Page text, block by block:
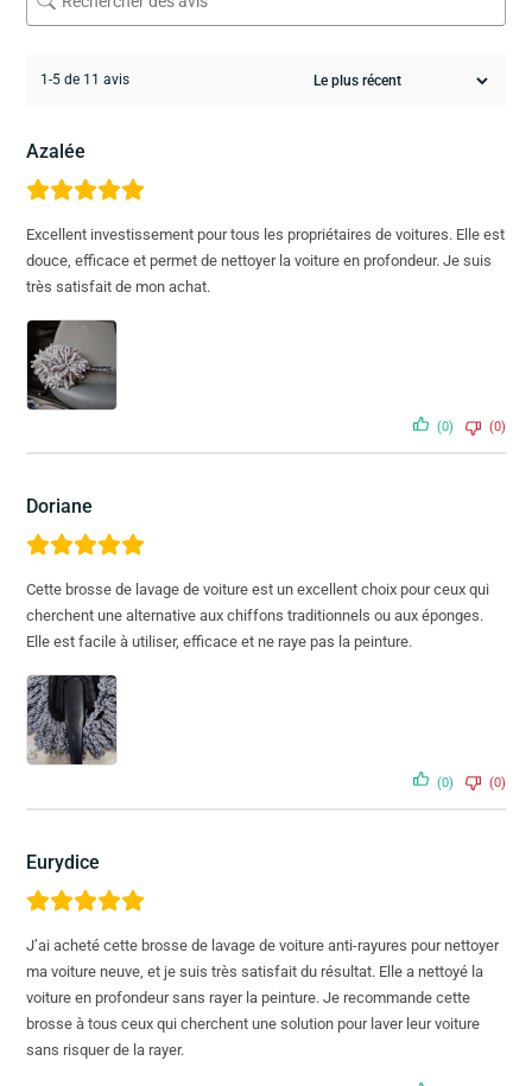
1-5 de 11 avis
Azalée
Excellent investissement pour tous les propriétaires de voitures. Elle est
douce, efficace et permet de nettoyer la voiture en profondeur. Je suis
très satisfait de mon achat.
(0) (0)
Doriane
Cette brosse de lavage de voiture est un excellent choix pour ceux qui
cherchent une alternative aux chiffons traditionnels ou aux éponges.
Elle est facile à utiliser, efficace et ne raye pas la peinture.
(0) (0)
Eurydice
J’ai acheté cette brosse de lavage de voiture anti-rayures pour nettoyer
ma voiture neuve, et je suis très satisfait du résultat. Elle a nettoyé la
voiture en profondeur sans rayer la peinture. Je recommande cette
brosse à tous ceux qui cherchent une solution pour laver leur voiture
sans risquer de la rayer.